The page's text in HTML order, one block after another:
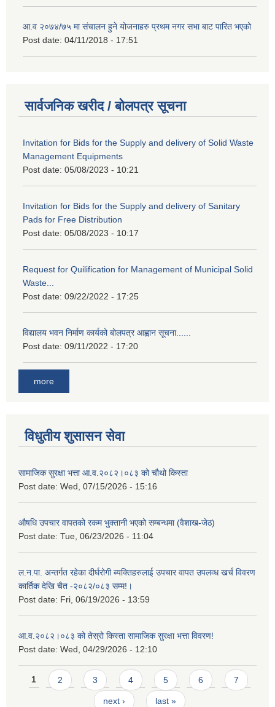
आ.व २०७४/७५ मा संचालन हुने योजनाहरु प्रथम नगर सभा बाट पारित भएको
Post date: 04/11/2018 - 17:51
सार्वजनिक खरीद / बोलपत्र सूचना
Invitation for Bids for the Supply and delivery of Solid Waste
Management Equipments
Post date: 05/08/2023 - 10:21
Invitation for Bids for the Supply and delivery of Sanitary
Pads for Free Distribution
Post date: 05/08/2023 - 10:17
Request for Quilification for Management of Municipal Solid
Waste...
Post date: 09/22/2022 - 17:25
विद्यालय भवन निर्माण कार्यको बोलपत्र आह्वान सूचना......
Post date: 09/11/2022 - 17:20
more
विधुतीय शुसासन सेवा
सामाजिक सुरक्षा भत्ता आ.व.२०८२।०८३ को चौथो किस्ता
Post date: Wed, 07/15/2026 - 15:16
औषधि उपचार वापतको रकम भुक्तानी भएको सम्बन्धमा (वैशाख-जेठ)
Post date: Tue, 06/23/2026 - 11:04
ल.न.पा. अन्तर्गत रहेका दीर्घरोगी ब्यक्तिहरुलाई उपचार वापत उपलव्ध खर्च विवरण
कार्तिक देखि चैत -२०८२/०८३ सम्म!।
Post date: Fri, 06/19/2026 - 13:59
आ.व.२०८२।०८३ को तेस्रो किस्ता सामाजिक सुरक्षा भत्ता विवरण!
Post date: Wed, 04/29/2026 - 12:10
Pages
1 2 3 4 5 6 7
next › last »